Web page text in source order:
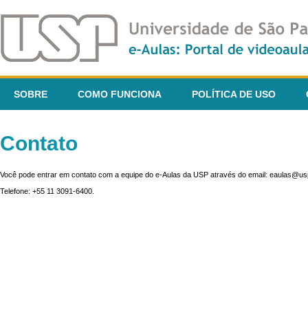
SOBRE COMO FUNCIONA POLÍTICA DE USO
Contato
Você pode entrar em contato com a equipe do e-Aulas da USP através do email:
Telefone: +55 11 3091-6400.